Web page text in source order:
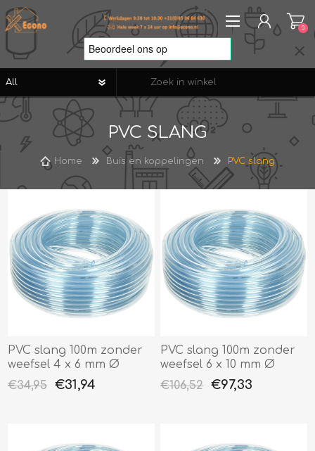
REGISTREREN
AANMELDEN
VERLANGLIJST
0
0
PVC SLANG
Home Buis en koppelingen PVC slang
PVC slang 100m zonder
weefsel 4 x 6 mm Ø
€34,95
€31,94
PVC slang 100m zonder
weefsel 6 x 10 mm Ø
€106,52
€97,33